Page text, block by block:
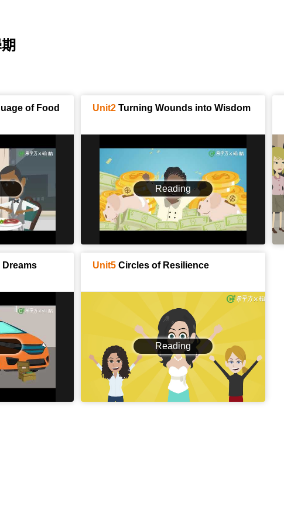
of Food Unit2 Turning Wounds into Wisdom
Reading
Dreams
Unit5 Circles of Resilience
Reading